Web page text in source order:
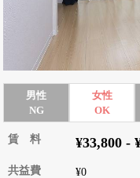
男性
NG
女性
OK
賃 料 ¥33,800 -
共益費 ¥0